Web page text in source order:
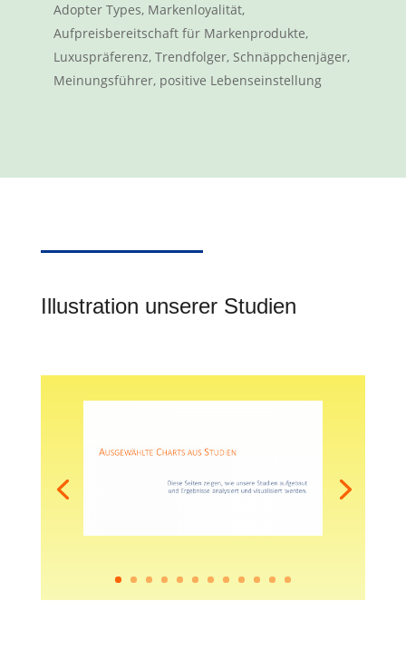
Adopter Types, Markenloyalität,
Aufpreisbereitschaft für Markenprodukte,
Luxuspräferenz, Trendfolger, Schnäppchenjäger,
Meinungsführer, positive Lebenseinstellung
Illustration unserer Studien